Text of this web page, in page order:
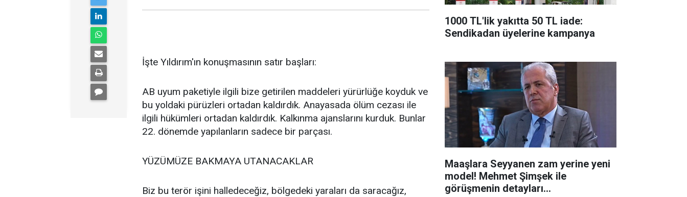
İşte Yıldırım'ın konuşmasının satır başları:
AB uyum paketiyle ilgili bize getirilen maddeleri yürürlüğe koyduk ve
bu yoldaki pürüzleri ortadan kaldırdık. Anayasada ölüm cezası ile
ilgili hükümleri ortadan kaldırdık. Kalkınma ajanslarını kurduk. Bunlar
22. dönemde yapılanların sadece bir parçası.
YÜZÜMÜZE BAKMAYA UTANACAKLAR
Biz bu terör işini halledeceğiz, bölgedeki yaraları da saracağız,
1000 TL'lik yakıtta 50 TL iade:
Sendikadan üyelerine kampanya
Maaşlara Seyyanen zam yerine yeni
model! Mehmet Şimşek ile
görüşmenin detayları...